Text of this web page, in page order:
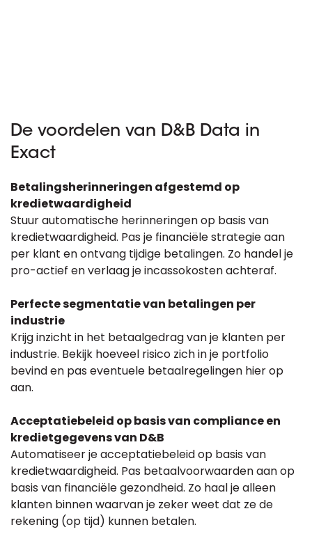
De voordelen van D&B Data in
Exact
Betalingsherinneringen afgestemd op
kredietwaardigheid
Stuur automatische herinneringen op basis van
kredietwaardigheid. Pas je financiële strategie aan
per klant en ontvang tijdige betalingen. Zo handel je
pro-actief en verlaag je incassokosten achteraf.
Perfecte segmentatie van betalingen per
industrie
Krijg inzicht in het betaalgedrag van je klanten per
industrie. Bekijk hoeveel risico zich in je portfolio
bevind en pas eventuele betaalregelingen hier op
aan.
Acceptatiebeleid op basis van compliance en
kredietgegevens van D&B
Automatiseer je acceptatiebeleid op basis van
kredietwaardigheid. Pas betaalvoorwaarden aan op
basis van financiële gezondheid. Zo haal je alleen
klanten binnen waarvan je zeker weet dat ze de
rekening (op tijd) kunnen betalen.